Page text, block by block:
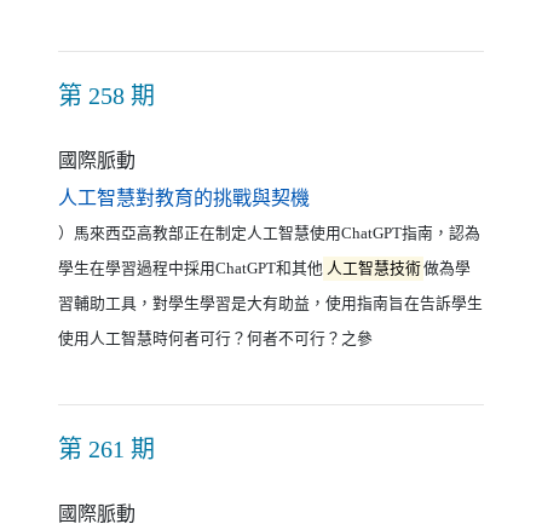
第 258 期
國際脈動
人工智慧對教育的挑戰與契機
）馬來西亞高教部正在制定人工智慧使用ChatGPT指南，認為
學生在學習過程中採用ChatGPT和其他 人工智慧技術做為學
習輔助工具，對學生學習是大有助益，使用指南旨在告訴學生
使用人工智慧時何者可行？何者不可行？之參
第 261 期
國際脈動